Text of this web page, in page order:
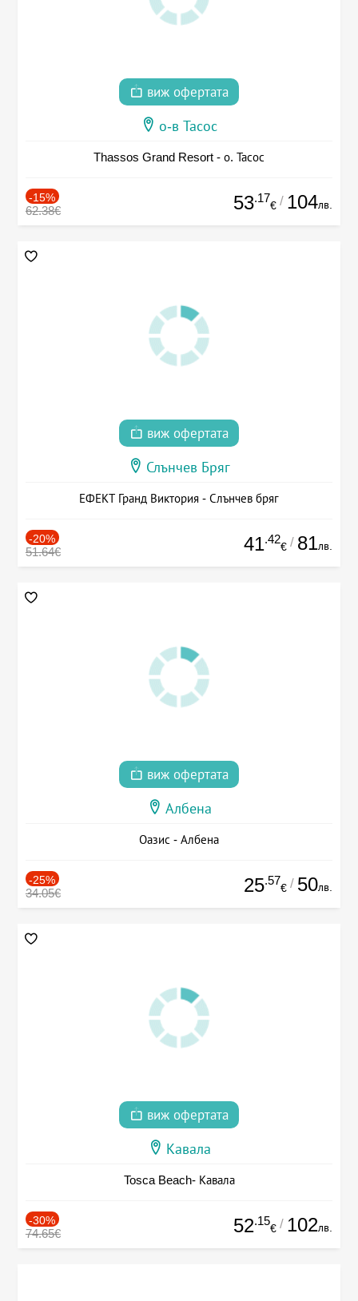
виж офертата
о-в Тасос
Thassos Grand Resort - о. Тасос
-15%
62.38€ 53.17
€ / 104лв.
виж офертата
Слънчев Бряг
ЕФЕКТ Гранд Виктория - Слънчев бряг
-20%
51.64€ 41.42
€ / 81лв.
виж офертата
Албена
Оазис - Албена
-25%
34.05€ 25.57
€ / 50лв.
виж офертата
Кавала
Tosca Beach- Кавала
-30%
74.65€ 52.15
€ / 102лв.